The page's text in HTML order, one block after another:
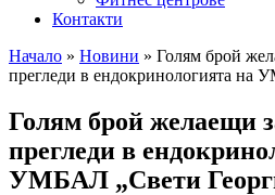
Контакти
Начало » Новини » Голям брой
прегледи в ендокринологията на
Голям брой желаещи
прегледи в
УМБАЛ „Свети